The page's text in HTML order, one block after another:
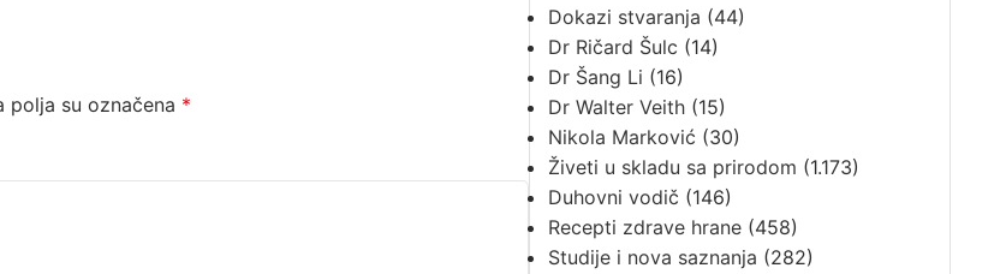
Dokazi stvaranja (44)
Dr Ričard Šulc (14)
Dr Šang Li (16)
Dr Walter Veith(15)
Nikola Marković (30)
Živeti u skladu sa prirodom (1.173)
Duhovni vodič (146)
Recepti zdrave hrane(458)
Studije i nova saznanja (282)
polja su označena *